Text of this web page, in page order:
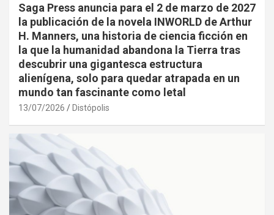
Saga Press anuncia para el 2 de marzo de 2027
la publicación de la novela INWORLD de Arthur
H. Manners, una historia de ciencia ficción en
la que la humanidad abandona la Tierra tras
descubrir una gigantesca estructura
alienígena, solo para quedar atrapada en un
mundo tan fascinante como letal
13/07/2026 Distópolis